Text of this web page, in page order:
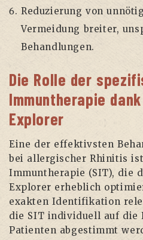
Reduzierung von
Vermeidung breiter,
Behandlungen.
Die Rolle der
Immuntherapie dank
Explorer
Eine der effektivsten
bei allergischer Rhinitis
Immuntherapie (SIT), die
Explorer erheblich
exakten Identifikation
die SIT individuell auf die
Patienten abgestimmt